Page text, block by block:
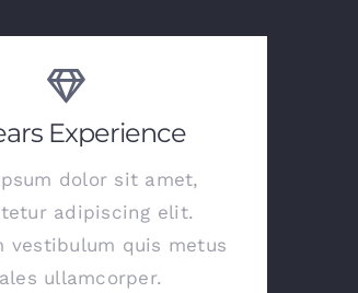
Experience
dolor sit amet,
adipiscing elit.
vestibulum quis metus
ullamcorper.